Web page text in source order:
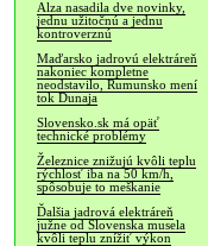
Alza nasadila dve novinky,
jednu užitočnú a jednu
kontroverznú
Maďarsko jadrovú elektráreň
nakoniec kompletne
neodstavilo, Rumunsko mení
tok Dunaja
Slovensko.sk má opäť
technické problémy
Železnice znižujú kvôli teplu
rýchlosť iba na 50 km/h,
spôsobuje to meškanie
Ďalšia jadrová elektráreň
južne od Slovenska musela
kvôli teplu znížiť výkon